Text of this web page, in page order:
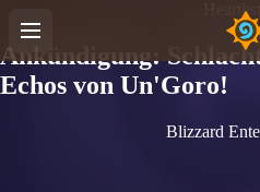
Ankündigung:
Echos von Un'Goro!
Blizzard